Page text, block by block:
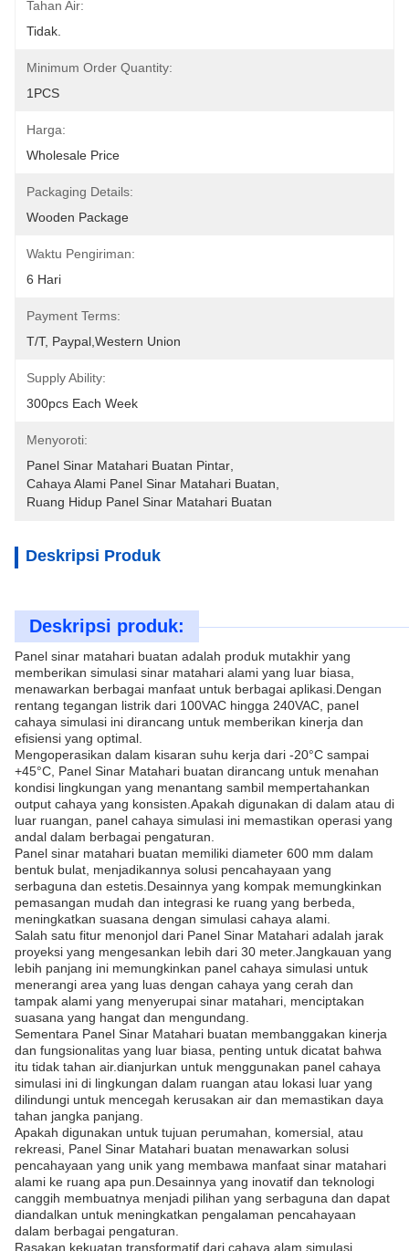
Tahan Air:
Tidak.
Minimum Order Quantity:
1PCS
Harga:
Wholesale Price
Packaging Details:
Wooden Package
Waktu Pengiriman:
6 Hari
Payment Terms:
T/T, Paypal,Western Union
Supply Ability:
300pcs Each Week
Menyoroti:
Panel Sinar Matahari Buatan Pintar
Cahaya Alami Panel Sinar Matahari Buatan
Ruang Hidup Panel Sinar Matahari Buatan
Deskripsi Produk
Deskripsi produk:
Panel sinar matahari buatan adalah produk mutakhir yang
memberikan simulasi sinar matahari alami yang luar biasa,
menawarkan berbagai manfaat untuk berbagai aplikasi.Dengan
rentang tegangan listrik dari 100VAC hingga 240VAC, panel
cahaya simulasi ini dirancang untuk memberikan kinerja dan
efisiensi yang optimal.
Mengoperasikan dalam kisaran suhu kerja dari -20°C sampai
+45°C, Panel Sinar Matahari buatan dirancang untuk menahan
kondisi lingkungan yang menantang sambil mempertahankan
output cahaya yang konsisten.Apakah digunakan di dalam atau di
luar ruangan, panel cahaya simulasi ini memastikan operasi yang
andal dalam berbagai pengaturan.
Panel sinar matahari buatan memiliki diameter 600 mm dalam
bentuk bulat, menjadikannya solusi pencahayaan yang
serbaguna dan estetis.Desainnya yang kompak memungkinkan
pemasangan mudah dan integrasi ke ruang yang berbeda,
meningkatkan suasana dengan simulasi cahaya alami.
Salah satu fitur menonjol dari Panel Sinar Matahari adalah jarak
proyeksi yang mengesankan lebih dari 30 meter.Jangkauan yang
lebih panjang ini memungkinkan panel cahaya simulasi untuk
menerangi area yang luas dengan cahaya yang cerah dan
tampak alami yang menyerupai sinar matahari, menciptakan
suasana yang hangat dan mengundang.
Sementara Panel Sinar Matahari buatan membanggakan kinerja
dan fungsionalitas yang luar biasa, penting untuk dicatat bahwa
itu tidak tahan air.dianjurkan untuk menggunakan panel cahaya
simulasi ini di lingkungan dalam ruangan atau lokasi luar yang
dilindungi untuk mencegah kerusakan air dan memastikan daya
tahan jangka panjang.
Apakah digunakan untuk tujuan perumahan, komersial, atau
rekreasi, Panel Sinar Matahari buatan menawarkan solusi
pencahayaan yang unik yang membawa manfaat sinar matahari
alami ke ruang apa pun.Desainnya yang inovatif dan teknologi
canggih membuatnya menjadi pilihan yang serbaguna dan dapat
diandalkan untuk meningkatkan pengalaman pencahayaan
dalam berbagai pengaturan.
Rasakan kekuatan transformatif dari cahaya alam simulasi